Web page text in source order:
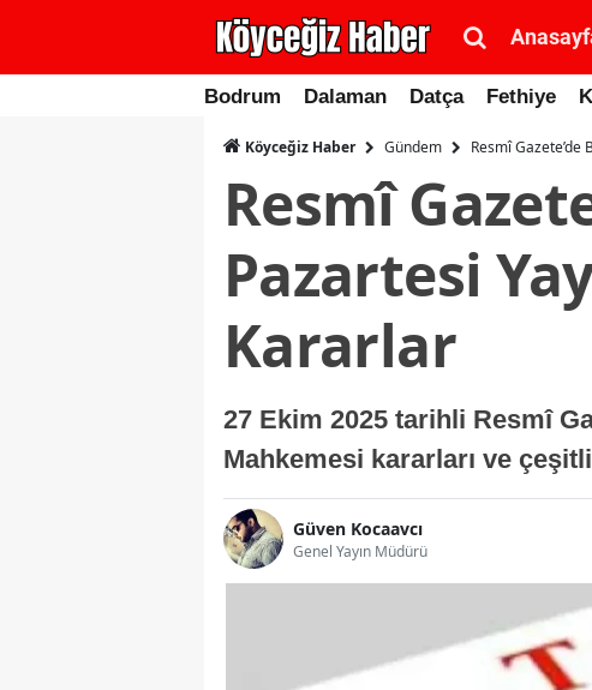
Bodrum Dalaman Datça Fethiye
Köyceğiz Haber Gündem Resmî
Resmî
Pazartesi
Kararlar
27 Ekim 2025 tarihli Resmî
Mahkemesi kararları ve
Güven Kocaavcı
Genel Yayın Müdürü